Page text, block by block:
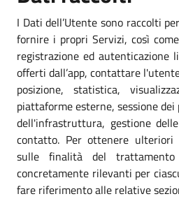
I Dati dell’Utente sono raccolti
fornire i propri Servizi, così
registrazione ed autenticazione
offerti dall’app, contattare
posizione, statistica,
piattaforme esterne, sessione
dell'infrastruttura, gestione
contatto. Per ottenere ulteriori
sulle finalità del
concretamente rilevanti per
fare riferimento alle relative